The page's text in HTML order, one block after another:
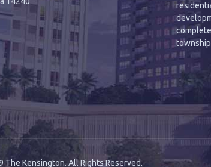
The Kensington. All Rights Reserved.